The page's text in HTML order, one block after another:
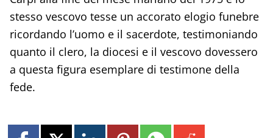
stesso vescovo tesse un accorato elogio funebre
ricordando l’uomo e il sacerdote, testimoniando
quanto il clero, la diocesi e il vescovo dovessero
a questa figura esemplare di testimone della
fede.